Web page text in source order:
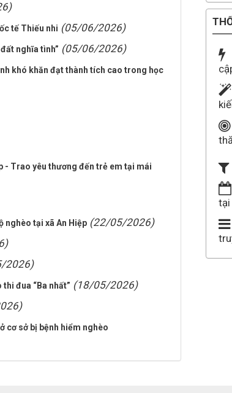
tế Thiếu nhi (05/06/2026)
nghĩa tình” (05/06/2026)
khó khăn đạt thành tích cao trong học
- Trao yêu thương đến trẻ em tại mái
nghèo tại xã An Hiệp (22/05/2026)
2026)
đua “Ba nhất” (18/05/2026)
cơ sở bị bệnh hiểm nghèo
tại